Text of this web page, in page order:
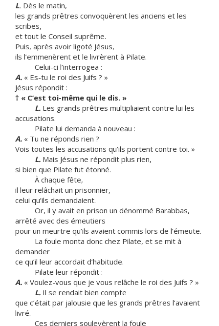
L. Dès le matin,
les grands prêtres convoquèrent les anciens et les
scribes,
et tout le Conseil suprême.
Puis, après avoir ligoté Jésus,
ils l’emmenèrent et le livrèrent à Pilate.
Celui-ci l’interrogea :
A. « Es-tu le roi des Juifs ? »
Jésus répondit :
† « C’est toi-même qui le dis. »
L. Les grands prêtres multipliaient contre lui les
accusations.
Pilate lui demanda à nouveau :
A. « Tu ne réponds rien ?
Vois toutes les accusations qu’ils portent contre toi. »
L. Mais Jésus ne répondit plus rien,
si bien que Pilate fut étonné.
À chaque fête,
il leur relâchait un prisonnier,
celui qu’ils demandaient.
Or, il y avait en prison un dénommé Barabbas,
arrêté avec des émeutiers
pour un meurtre qu’ils avaient commis lors de l’émeute.
La foule monta donc chez Pilate, et se mit à
demander
ce qu’il leur accordait d’habitude.
Pilate leur répondit :
A. « Voulez-vous que je vous relâche le roi des Juifs ? »
L. Il se rendait bien compte
que c’était par jalousie que les grands prêtres l’avaient
livré.
Ces derniers soulevèrent la foule